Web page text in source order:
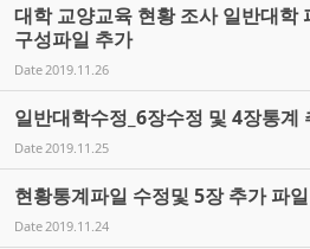
대학 교양교육 현황 조사 일반대학
구성파일 추가
Date2019.11.26
일반대학수정_6장수정 및 4장통계
Date2019.11.25
현황통계파일 수정및 5장 추가 파일
Date2019.11.24